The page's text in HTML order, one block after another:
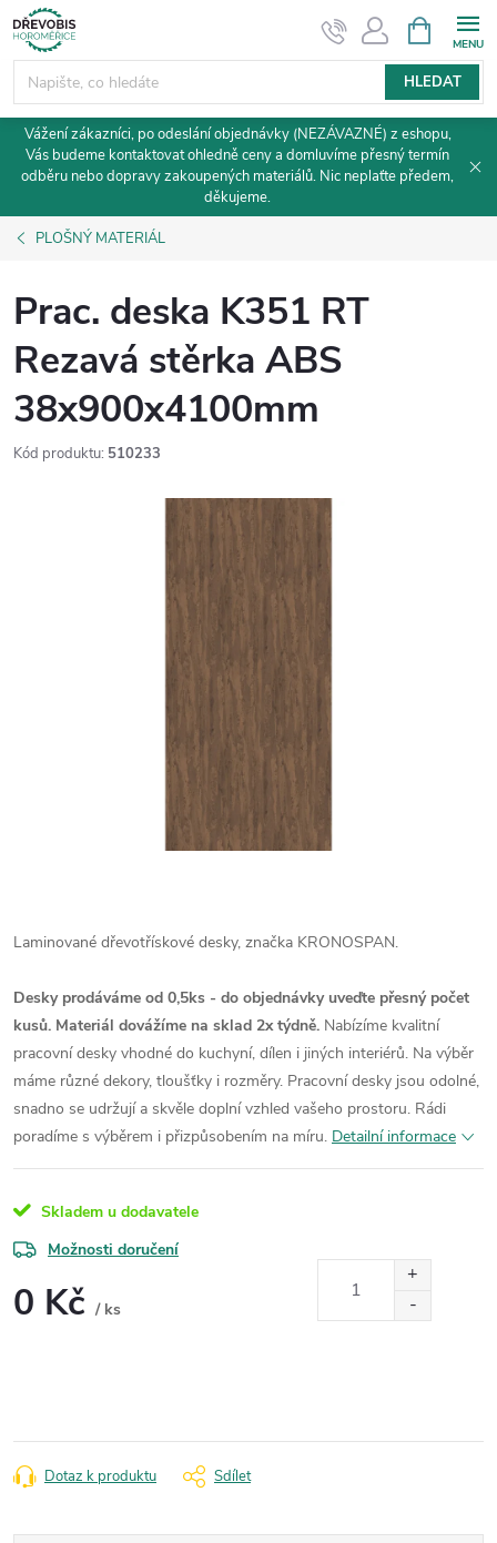
Přejít
na
obsah
HLEDAT
NÁKUPNÍ
KOŠÍK
Vážení zákazníci, po odeslání objednávky (NEZÁVAZNÉ) z eshopu,
Vás budeme kontaktovat ohledně ceny a domluvíme přesný termín
odběru nebo dopravy zakoupených materiálů. Nic neplaťte předem,
děkujeme.
PLOŠNÝ MATERIÁL
Prac. deska K351 RT
Rezavá stěrka ABS
38x900x4100mm
Kód produktu: 510233
Laminované dřevotřískové desky, značka KRONOSPAN.
Desky prodáváme od 0,5ks - do objednávky uveďte přesný počet
kusů. Materiál dovážíme na sklad 2x týdně. Nabízíme kvalitní
pracovní desky vhodné do kuchyní, dílen i jiných interiérů. Na výběr
máme různé dekory, tloušťky i rozměry. Pracovní desky jsou odolné,
snadno se udržují a skvěle doplní vzhled vašeho prostoru. Rádi
poradíme s výběrem i přizpůsobením na míru. Detailní informace
Skladem u dodavatele
Možnosti doručení
0 Kč / ks
Dotaz k produktu Sdílet